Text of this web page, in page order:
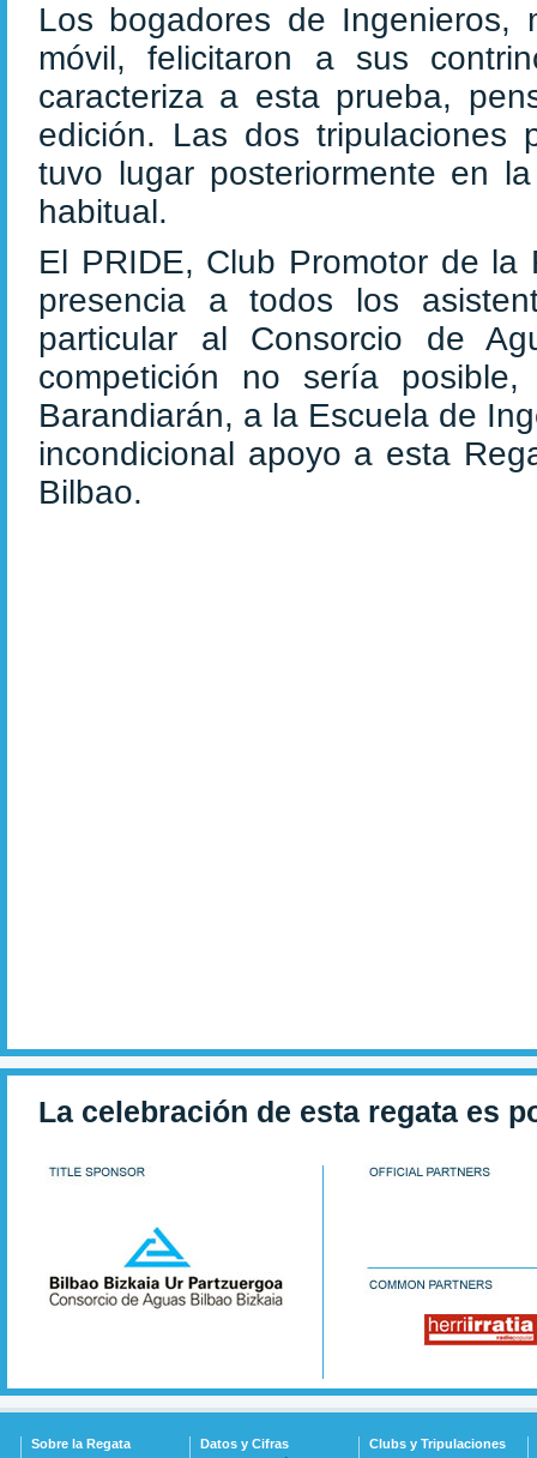
Los bogadores de
móvil, felicitaron a sus
caracteriza a esta prueba,
edición. Las dos tripulaciones
tuvo lugar posteriormente en
habitual.
El PRIDE, Club Promotor de la
presencia a todos los
particular al Consorcio de
competición no sería
Barandiarán, a la Escuela de
incondicional apoyo a esta
Bilbao.
La celebración de esta regata es
Sobre la Regata
Datos y Cifras
Clubs y Tripulaciones